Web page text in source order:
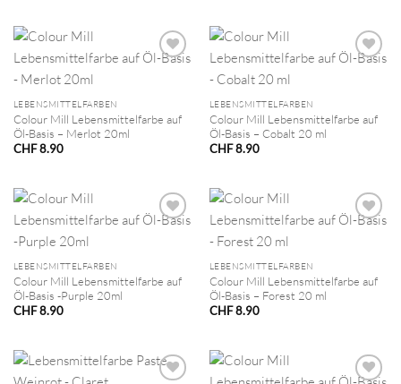
LEBENSMITTELFARBEN
Colour Mill Lebensmittelfarbe auf
Öl-Basis – Merlot 20ml
CHF8.90
LEBENSMITTELFARBEN
Colour Mill Lebensmittelfarbe auf
Öl-Basis – Cobalt 20 ml
CHF8.90
LEBENSMITTELFARBEN
Colour Mill Lebensmittelfarbe auf
Öl-Basis -Purple 20ml
CHF8.90
LEBENSMITTELFARBEN
Colour Mill Lebensmittelfarbe auf
Öl-Basis – Forest 20 ml
CHF8.90